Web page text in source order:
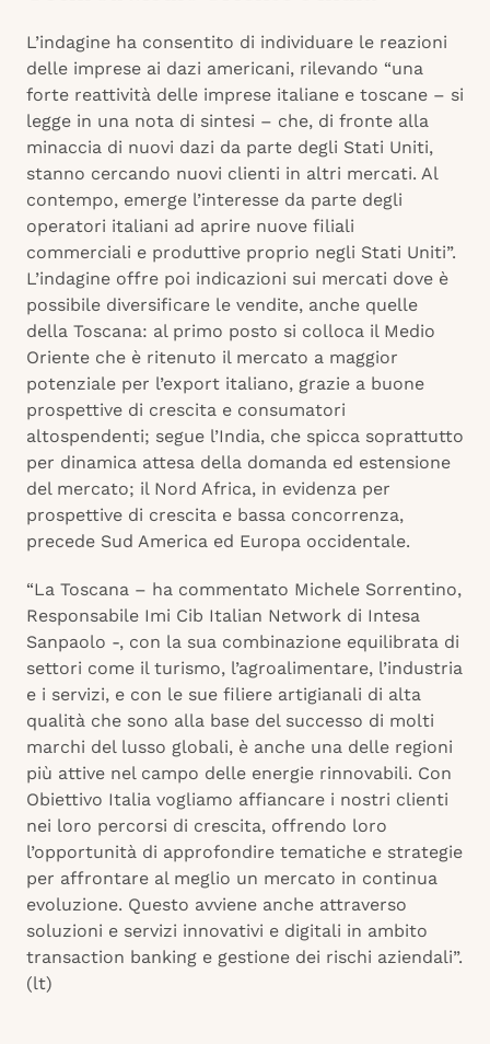
L’indagine ha consentito di individuare le reazioni
delle imprese ai dazi americani, rilevando “una
forte reattività delle imprese italiane e toscane – si
legge in una nota di sintesi – che, di fronte alla
minaccia di nuovi dazi da parte degli Stati Uniti,
stanno cercando nuovi clienti in altri mercati. Al
contempo, emerge l’interesse da parte degli
operatori italiani ad aprire nuove filiali
commerciali e produttive proprio negli Stati Uniti”.
L’indagine offre poi indicazioni sui mercati dove è
possibile diversificare le vendite, anche quelle
della Toscana: al primo posto si colloca il Medio
Oriente che è ritenuto il mercato a maggior
potenziale per l’export italiano, grazie a buone
prospettive di crescita e consumatori
altospendenti; segue l’India, che spicca soprattutto
per dinamica attesa della domanda ed estensione
del mercato; il Nord Africa, in evidenza per
prospettive di crescita e bassa concorrenza,
precede Sud America ed Europa occidentale.
“La Toscana – ha commentato Michele Sorrentino,
Responsabile Imi Cib Italian Network di Intesa
Sanpaolo -, con la sua combinazione equilibrata di
settori come il turismo, l’agroalimentare, l’industria
e i servizi, e con le sue filiere artigianali di alta
qualità che sono alla base del successo di molti
marchi del lusso globali, è anche una delle regioni
più attive nel campo delle energie rinnovabili. Con
Obiettivo Italia vogliamo affiancare i nostri clienti
nei loro percorsi di crescita, offrendo loro
l’opportunità di approfondire tematiche e strategie
per affrontare al meglio un mercato in continua
evoluzione. Questo avviene anche attraverso
soluzioni e servizi innovativi e digitali in ambito
transaction banking e gestione dei rischi aziendali”.
(lt)